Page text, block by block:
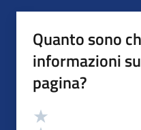
Quanto sono
informazioni
pagina?
Valutazione